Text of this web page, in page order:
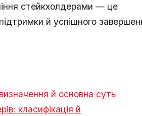
стейкхолдерами — це
й успішного
й основна суть
класифікація й